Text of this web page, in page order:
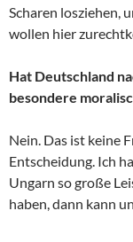
Scharen losziehen,
wollen hier
Hat Deutschland
besondere
Nein. Das ist keine
Entscheidung. Ich
Ungarn so große
haben, dann kann